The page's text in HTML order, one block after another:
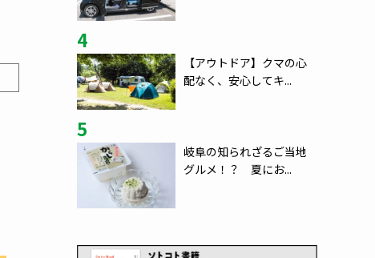
4
【アウトドア】クマの心
配なく、安心してキ...
5
岐阜の知られざるご当地
グルメ！？ 夏にお...